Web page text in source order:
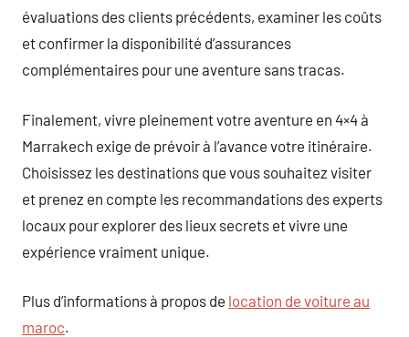
évaluations des clients précédents, examiner les coûts
et confirmer la disponibilité d’assurances
complémentaires pour une aventure sans tracas.
Finalement, vivre pleinement votre aventure en 4×4 à
Marrakech exige de prévoir à l’avance votre itinéraire.
Choisissez les destinations que vous souhaitez visiter
et prenez en compte les recommandations des experts
locaux pour explorer des lieux secrets et vivre une
expérience vraiment unique.
Plus d’informations à propos de location de voiture au
maroc.